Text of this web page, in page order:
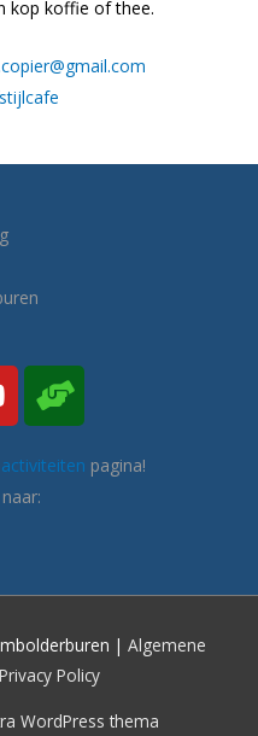
kop koffie of thee.
activiteiten pagina!
| Algemene
Privacy Policy
WordPress thema